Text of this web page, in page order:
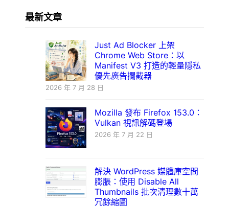
最新文章
Just Ad Blocker 上架
Chrome Web Store：以
Manifest V3 打造的輕量隱私
優先廣告攔截器
2026 年 7 月 28 日
Mozilla 發布 Firefox 153.0：
Vulkan 視訊解碼登場
2026 年 7 月 22 日
解決 WordPress 媒體庫空間
膨脹：使用 Disable All
Thumbnails 批次清理數十萬
冗餘縮圖